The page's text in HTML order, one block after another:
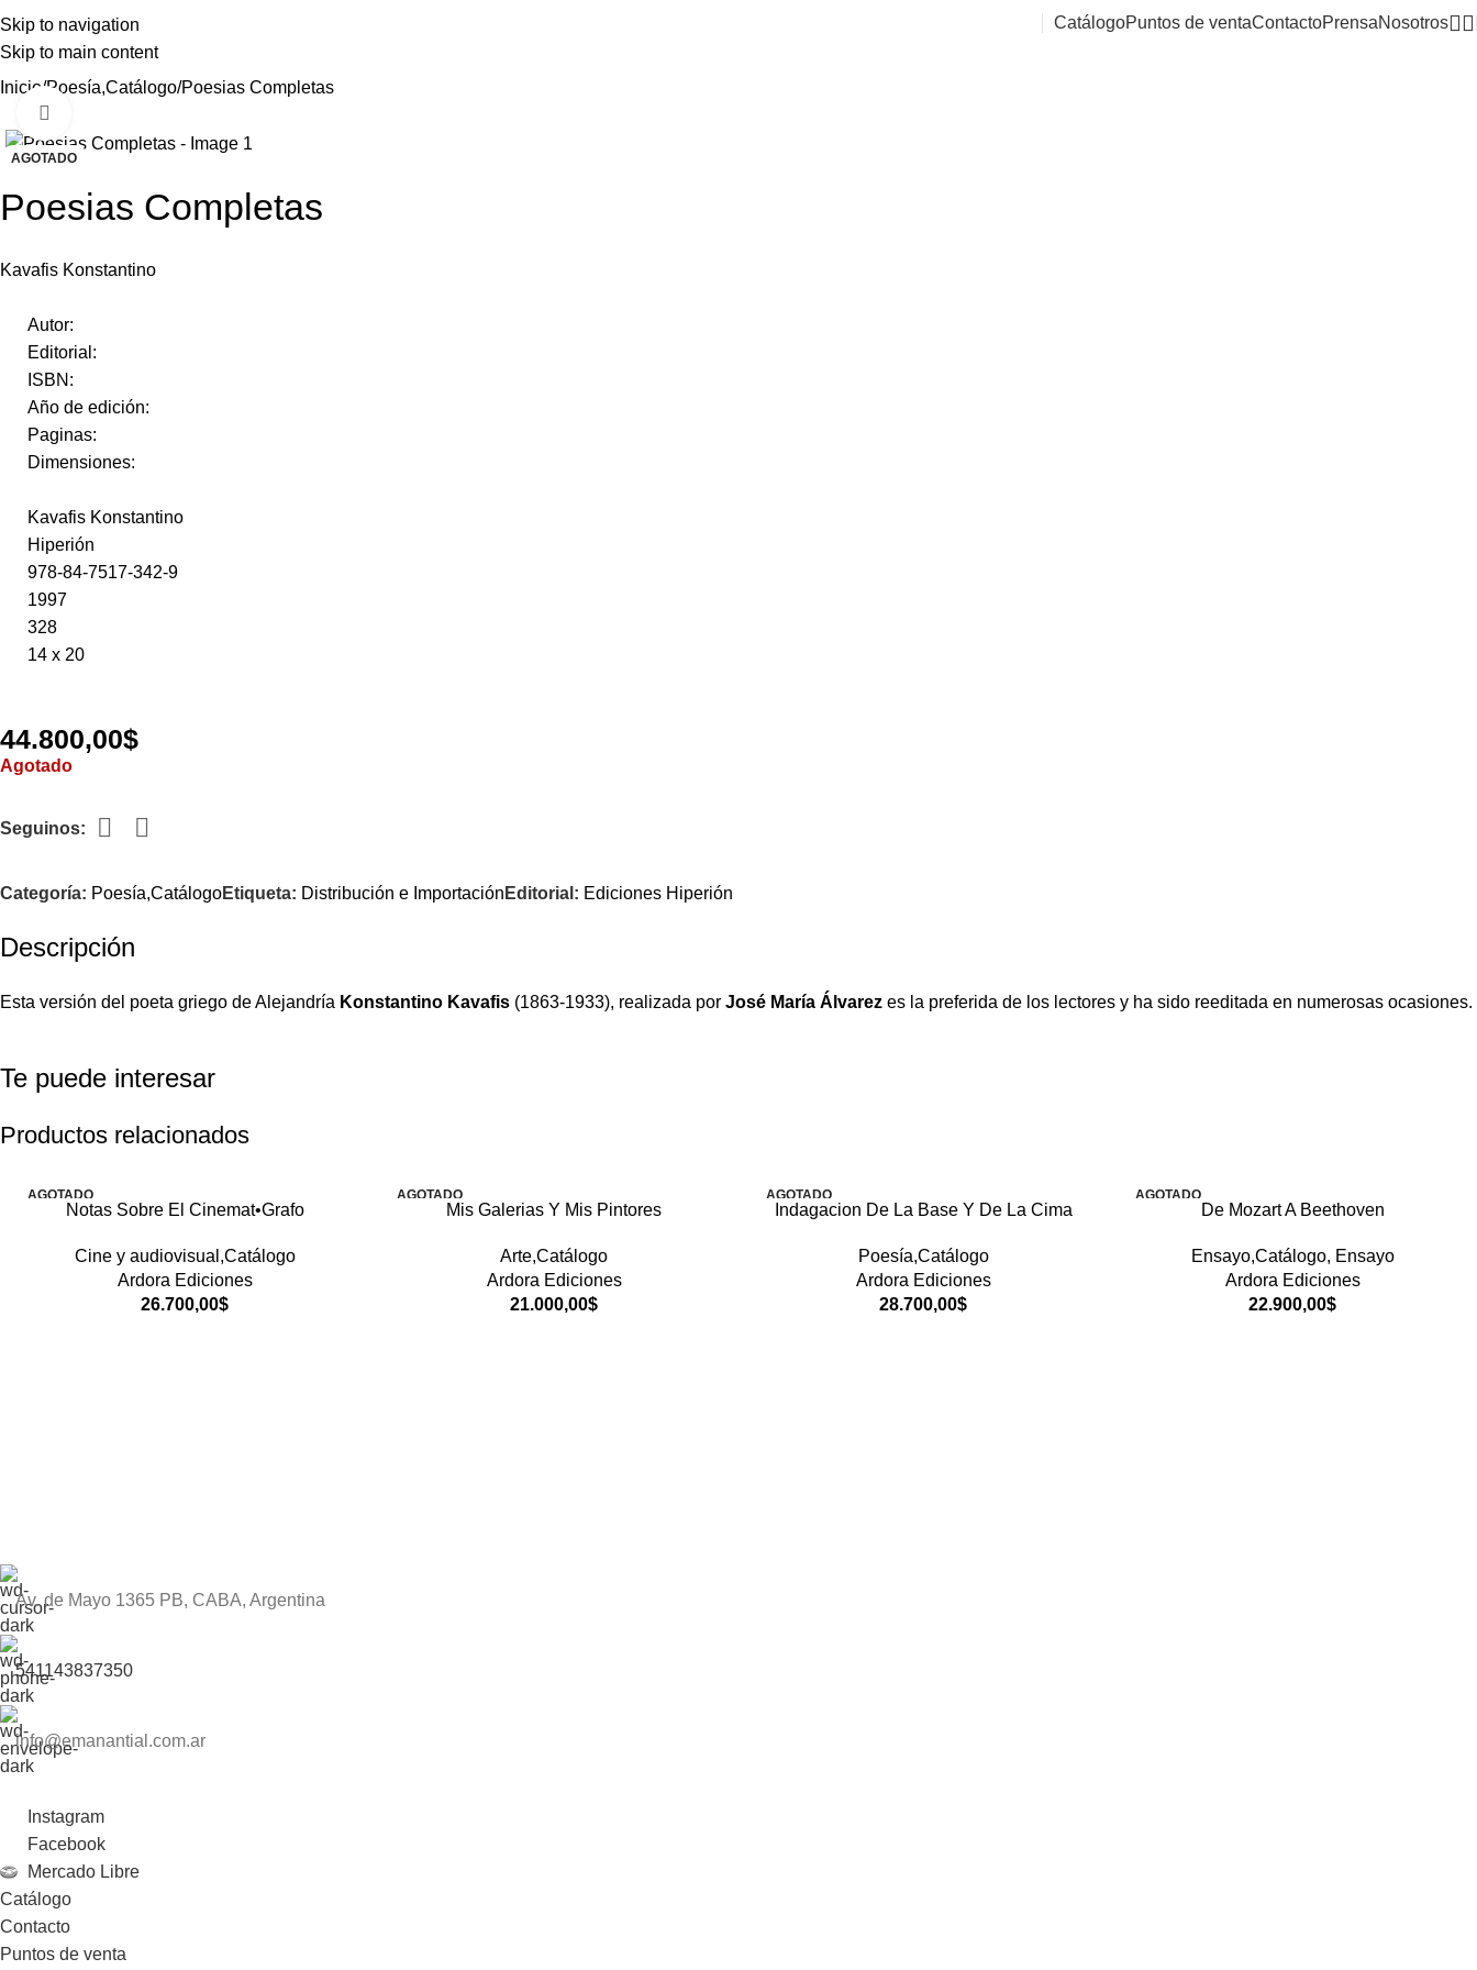
Skip to navigation
Skip to main content
CatálogoPuntos de ventaContactoPrensaNosotros
Inicio Poesía,Catálogo Poesias Completas
AGOTADO
Poesias Completas
Kavafis Konstantino
Autor:
Editorial:
ISBN:
Año de edición:
Paginas:
Dimensiones:
Kavafis Konstantino
Hiperión
978-84-7517-342-9
1997
328
14 x 20
44.800,00$
Agotado
Seguinos:
Categoría: Poesía,CatálogoEtiqueta: Distribución e Importación Editorial: Ediciones Hiperión
Descripción
Esta versión del poeta griego de Alejandría Konstantino Kavafis (1863-1933), realizada por José María Álvarez es la preferida de los lectores y ha sido reeditada en numerosas ocasiones.
Te puede interesar
Productos relacionados
AGOTADO
Notas Sobre El Cinemat•Grafo
Cine y audiovisual,Catálogo
Ardora Ediciones
26.700,00$
AGOTADO
Mis Galerias Y Mis Pintores
Arte,Catálogo
Ardora Ediciones
21.000,00$
AGOTADO
Indagacion De La Base Y De La Cima
Poesía,Catálogo
Ardora Ediciones
28.700,00$
AGOTADO
De Mozart A Beethoven
Ensayo,Catálogo, Ensayo
Ardora Ediciones
22.900,00$
Av. de Mayo 1365 PB, CABA, Argentina
541143837350
info@emanantial.com.ar
Instagram
Facebook
Mercado Libre
Catálogo
Contacto
Puntos de venta